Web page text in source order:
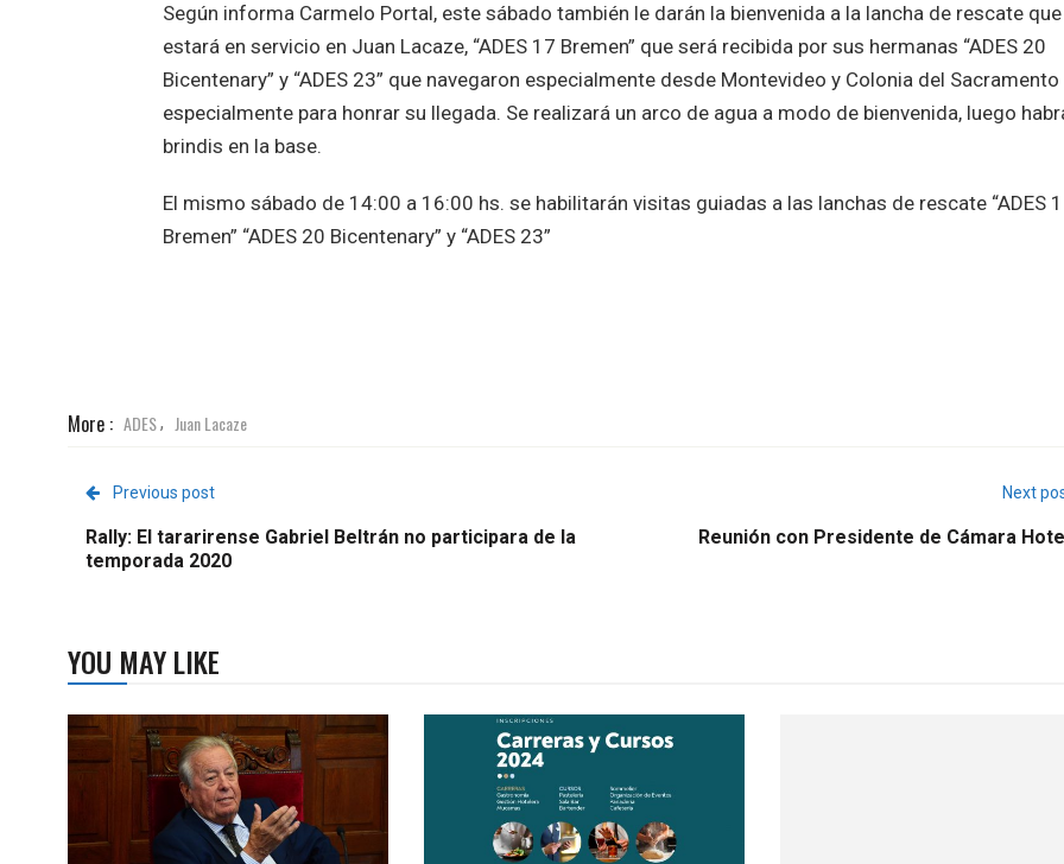
Según informa Carmelo Portal, este sábado también le darán la bienvenida a la lancha de rescate que
estará en servicio en Juan Lacaze, “ADES 17 Bremen” que será recibida por sus hermanas “ADES 20
Bicentenary” y “ADES 23” que navegaron especialmente desde Montevideo y Colonia del Sacramento
especialmente para honrar su llegada. Se realizará un arco de agua a modo de bienvenida, luego
brindis en la base.
El mismo sábado de 14:00 a 16:00 hs. se habilitarán visitas guiadas a las lanchas de rescate “ADES
Bremen” “ADES 20 Bicentenary” y “ADES 23”
More : ADES, Juan Lacaze
Previous post
Rally: El tararirense Gabriel Beltrán no participara de la
temporada 2020
Next
Reunión con Presidente de Cámara
YOU MAY LIKE